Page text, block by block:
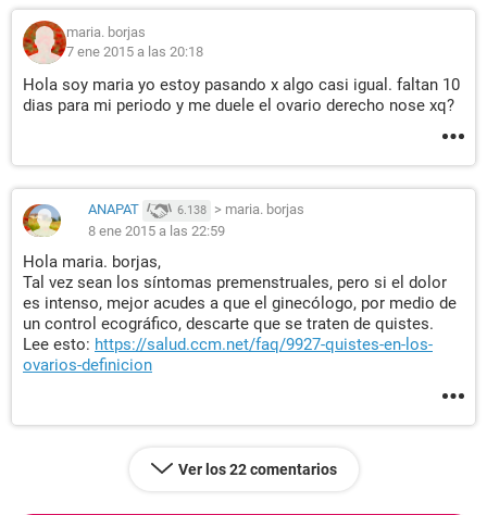
maria. borjas
7 ene 2015 a las 20:18
Hola soy maria yo estoy pasando x algo casi igual. faltan 10
dias para mi periodo y me duele el ovario derecho nose xq?
ANAPAT 6.138 > maria. borjas
8 ene 2015 a las 22:59
Hola maria. borjas,
Tal vez sean los síntomas premenstruales, pero si el dolor
es intenso, mejor acudes a que el ginecólogo, por medio de
un control ecográfico, descarte que se traten de quistes.
Lee esto: https://salud.ccm.net/faq/9927-quistes-en-los-
ovarios-definicion
Ver los 22 comentarios